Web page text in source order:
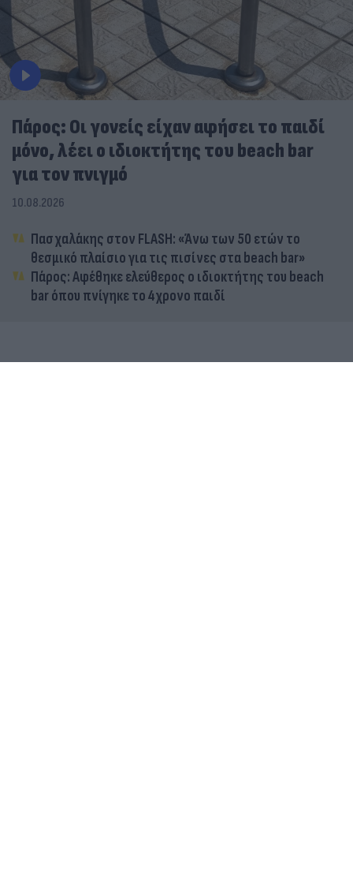
Πάρος: Οι γονείς είχαν αφήσει το παιδί
μόνο, λέει ο ιδιοκτήτης του beach bar
για τον πνιγμό
10.08.2026
Πασχαλάκης στον FLASH: «Άνω των 50 ετών το
θεσμικό πλαίσιο για τις πισίνες στα beach bar»
Πάρος: Αφέθηκε ελεύθερος ο ιδιοκτήτης του beach
bar όπου πνίγηκε το 4χρονο παιδί